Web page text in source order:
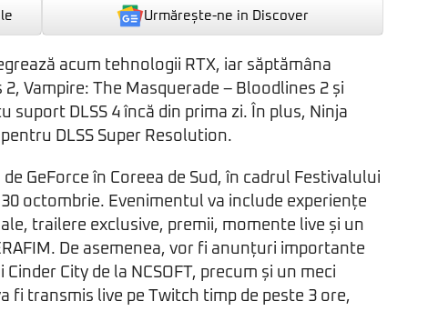
Urmărește-ne in Discover
acum tehnologii RTX, iar săptămâna
Vampire: The Masquerade – Bloodlines 2 și
DLSS 4 încă din prima zi. În plus, Ninja
DLSS Super Resolution.
GeForce în Coreea de Sud, în cadrul Festivalului
octombrie. Evenimentul va include experiențe
trailere exclusive, premii, momente live și un
De asemenea, vor fi anunțuri importante
City de la NCSOFT, precum și un meci
fi transmis live pe Twitch timp de peste 3 ore,